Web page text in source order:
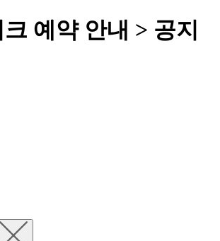
예약 안내 > 공지